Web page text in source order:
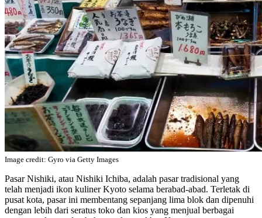
Image credit: Gyro via Getty Images
Pasar Nishiki, atau Nishiki Ichiba, adalah pasar tradisional yang
telah menjadi ikon kuliner Kyoto selama berabad-abad. Terletak di
pusat kota, pasar ini membentang sepanjang lima blok dan dipenuhi
dengan lebih dari seratus toko dan kios yang menjual berbagai